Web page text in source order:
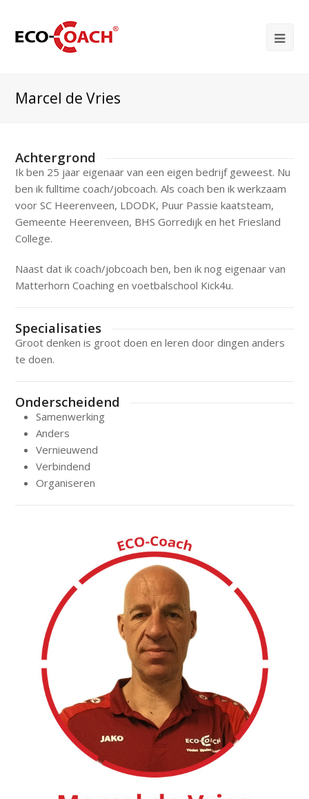
Marcel de Vries
Achtergrond
Ik ben 25 jaar eigenaar van een eigen bedrijf geweest. Nu
ben ik fulltime coach/jobcoach. Als coach ben ik werkzaam
voor SC Heerenveen, LDODK, Puur Passie kaatsteam,
Gemeente Heerenveen, BHS Gorredijk en het Friesland
College.
Naast dat ik coach/jobcoach ben, ben ik nog eigenaar van
Matterhorn Coaching en voetbalschool Kick4u.
Specialisaties
Groot denken is groot doen en leren door dingen anders
te doen.
Onderscheidend
Samenwerking
Anders
Vernieuwend
Verbindend
Organiseren